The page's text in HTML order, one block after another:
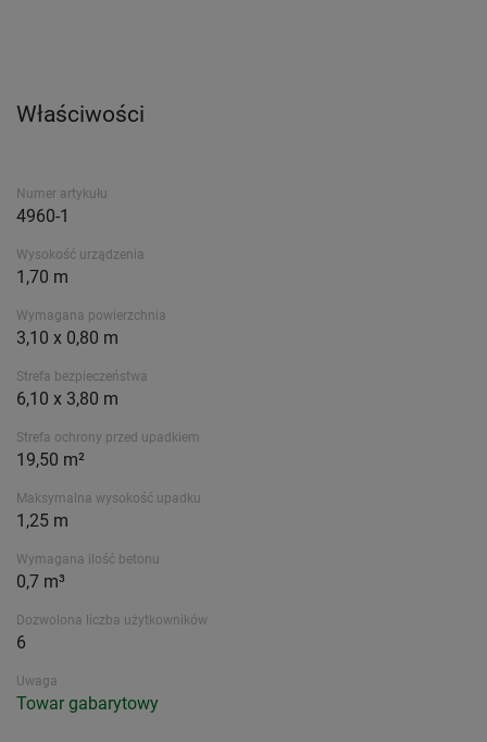
Właściwości
Numer artykułu
4960-1
Wysokość urządzenia
1,70 m
Wymagana powierzchnia
3,10 x 0,80 m
Strefa bezpieczeństwa
6,10 x 3,80 m
Strefa ochrony przed upadkiem
19,50 m²
Maksymalna wysokość upadku
1,25 m
Wymagana ilość betonu
0,7 m³
Dozwolona liczba użytkowników
6
Uwaga
Towar gabarytowy